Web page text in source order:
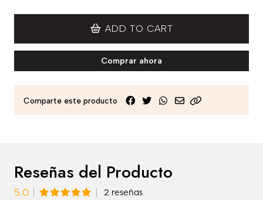
ADD TO CART
Comprar ahora
Comparte este producto
Reseñas del Producto
5.0 2 reseñas